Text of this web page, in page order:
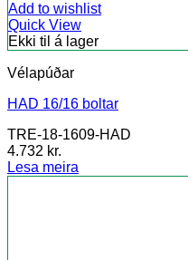
Add to wishlist
Quick View
Ekki til á lager
Vélapúðar
HAD 16/16 boltar
TRE-18-1609-HAD
4.732 kr.
Lesa meira